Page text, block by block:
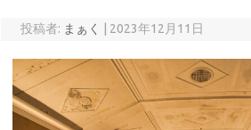
投稿者: まぁく 2023年12月11日